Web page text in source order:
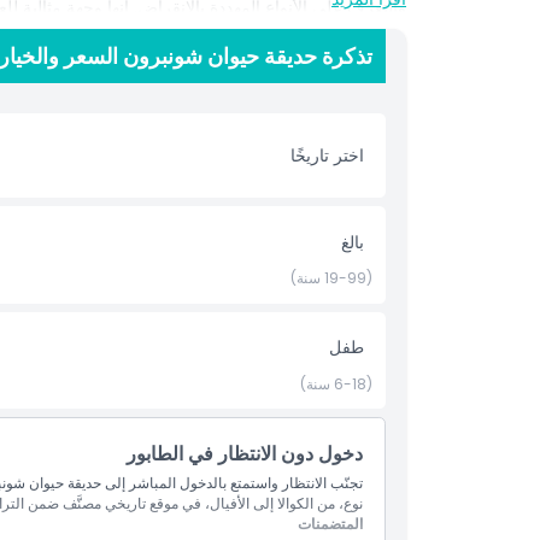
والتعرّف على الأنواع المهددة بالانقراض. إنها وجهة
أبرز المعالم
المتضمنات
ساعات العمل
ما يجب معرفته
سياسة الإلغاء
تذكرة حديقة حيوان شونبرون السعر
اختر تاريخًا
بالغ
(19-99 سنة)
طفل
(6-18 سنة)
دخول دون الانتظار في الطابور
نوع، من الكوالا إلى الأفيال، في موقع تاريخي مصنَّف ضمن
المتضمنات